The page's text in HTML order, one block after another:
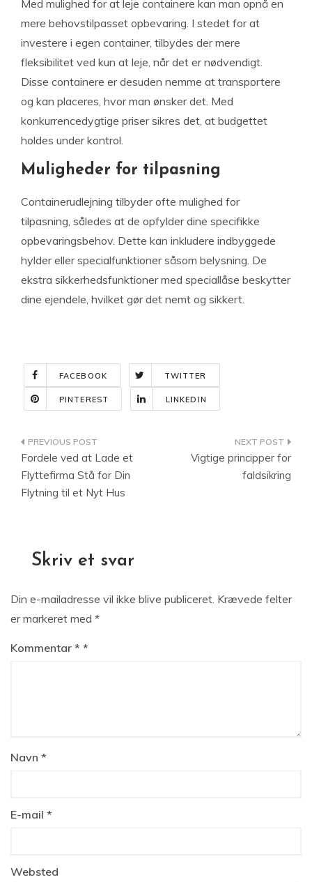
Med mulighed for at leje containere kan man opnå en
mere behovstilpasset opbevaring. I stedet for at
investere i egen container, tilbydes der mere
fleksibilitet ved kun at leje, når det er nødvendigt.
Disse containere er desuden nemme at transportere
og kan placeres, hvor man ønsker det. Med
konkurrencedygtige priser sikres det, at budgettet
holdes under kontrol.
Muligheder for tilpasning
Containerudlejning tilbyder ofte mulighed for
tilpasning, således at de opfylder dine specifikke
opbevaringsbehov. Dette kan inkludere indbyggede
hylder eller specialfunktioner såsom belysning. De
ekstra sikkerhedsfunktioner med speciallåse beskytter
dine ejendele, hvilket gør det nemt og sikkert.
FACEBOOK TWITTER
PINTEREST LINKEDIN
Indlægsnavigation
Fordele ved at Lade et
Flyttefirma Stå for Din
Flytning til et Nyt Hus
Vigtige principper for
faldsikring
Skriv et svar
Din e-mailadresse vil ikke blive publiceret. Krævede felter
er markeret med *
Kommentar *
Navn *
E-mail *
Websted